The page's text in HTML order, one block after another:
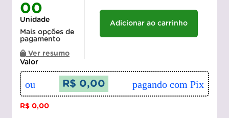
00
Unidade
Mais opções de
pagamento
Ver resumo
Adicionar ao carrinho
Valor
ou R$ 0,00 pagando com Pix
R$ 0,00